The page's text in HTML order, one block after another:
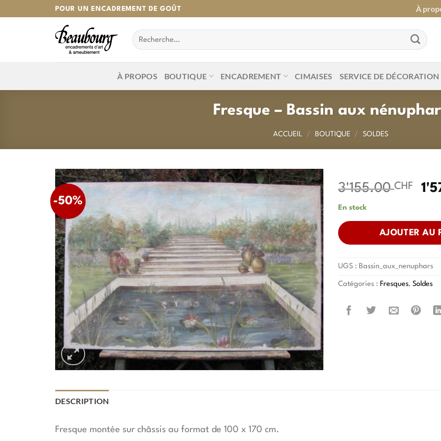
POUR UN ENCADREMENT DE GOÛT À
Recherche
pour :
À PROPOS BOUTIQUE ENCADREMENT CIMAISES SERVICE DE DÉCORATION
Fresque – Bassin aux
ACCUEIL / BOUTIQUE / SOLDES
-50%
3'155.00CHF
Le
En stock
AJOUTER AU
UGS : Bassin_aux_nenuphars
Catégories : Fresques, Soldes
DESCRIPTION
Fresque montée sur châssis au format de 100 x 170 cm.